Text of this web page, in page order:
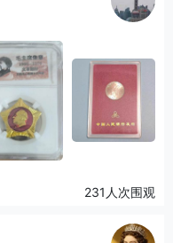
231人次围观